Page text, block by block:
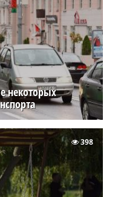
некоторых
398